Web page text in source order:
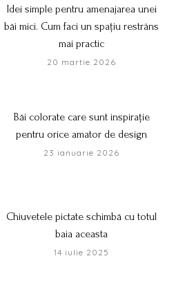
Idei simple pentru amenajarea unei
băi mici. Cum faci un spațiu restrâns
mai practic
20 martie 2026
Băi colorate care sunt inspirație
pentru orice amator de design
23 ianuarie 2026
Chiuvetele pictate schimbă cu totul
baia aceasta
14 iulie 2025